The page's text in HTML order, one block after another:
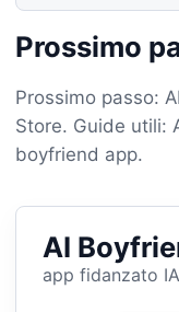
Prossimo
Prossimo passo:
Store. Guide utili:
boyfriend app.
AI
app fidanzato